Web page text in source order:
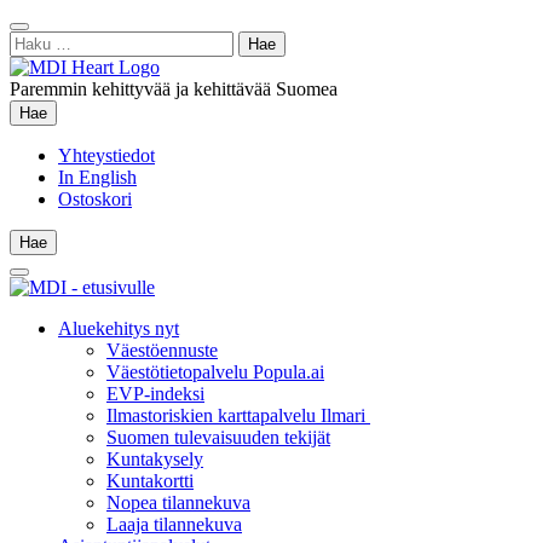
Siirry
sisältöön
Sulje
hae
Haku:
Paremmin kehittyvää ja kehittävää Suomea
Hae
Hae
Yhteystiedot
In English
Ostoskori
Hae
Hae
Main
Menu
Aluekehitys nyt
Väestöennuste
Väestötietopalvelu Popula.ai
EVP-indeksi
Ilmastoriskien karttapalvelu Ilmari
Suomen tulevaisuuden tekijät
Kuntakysely
Kuntakortti
Nopea tilannekuva
Laaja tilannekuva